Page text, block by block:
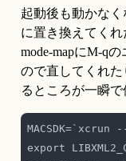
起動後も動かなく
に置き換えてく
mode-mapにM-q
ので直してくれ
るところが一瞬で
export